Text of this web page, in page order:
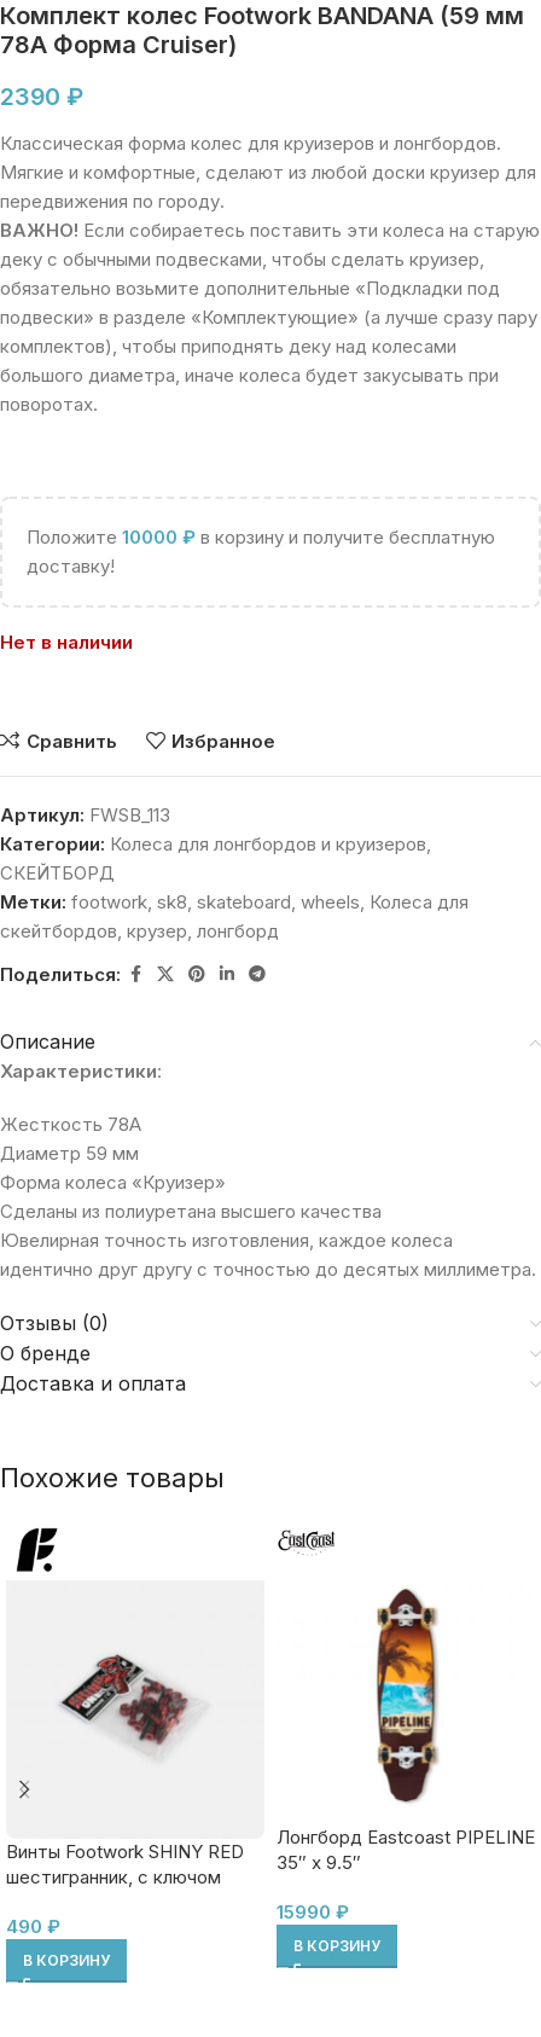
Комплект колес Footwork BANDANA (59 мм
78A Форма Cruiser)
2390 ₽
Классическая форма колес для круизеров и лонгбордов.
Мягкие и комфортные, сделают из любой доски круизер для
передвижения по городу.
ВАЖНО! Если собираетесь поставить эти колеса на старую
деку с обычными подвесками, чтобы сделать круизер,
обязательно возьмите дополнительные «Подкладки под
подвески» в разделе «Комплектующие» (а лучше сразу пару
комплектов), чтобы приподнять деку над колесами
большого диаметра, иначе колеса будет закусывать при
поворотах.
Положите 10000 ₽ в корзину и получите бесплатную
доставку!
Нет в наличии
Сравнить Избранное
Артикул: FWSB_113
Категории: Колеса для лонгбордов и круизеров,
СКЕЙТБОРД
Метки: footwork, sk8, skateboard, wheels, Колеса для
скейтбордов, крузер, лонгборд
Поделиться:
Описание
Характеристики:
Жесткость 78А
Диаметр 59 мм
Форма колеса «Круизер»
Сделаны из полиуретана высшего качества
Ювелирная точность изготовления, каждое колеса
идентично друг другу с точностью до десятых миллиметра.
Отзывы (0)
О бренде
Доставка и оплата
Похожие товары
Винты Footwork SHINY RED
шестигранник, с ключом
490 ₽
В КОРЗИНУ
Лонгборд Eastcoast PIPELINE
35″ x 9.5″
15990 ₽
В КОРЗИНУ